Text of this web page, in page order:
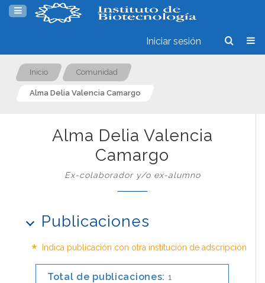
Iniciar sesión
Inicio Comunidad
Alma Delia Valencia Camargo
Alma Delia Valencia
Camargo
Ex-colaborador y/o ex-alumno
Publicaciones
* Indica publicación con otra institución de adscripción
Total de publicaciones: 1